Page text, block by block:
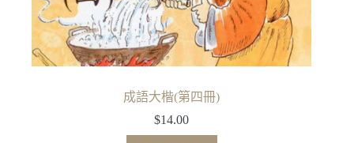
成語大楷(第四冊)
$14.00